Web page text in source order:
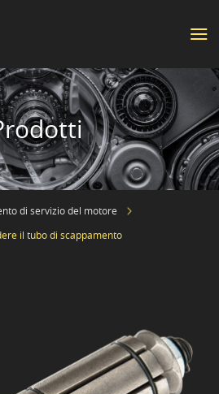
di servizio del motore
il tubo di scappamento